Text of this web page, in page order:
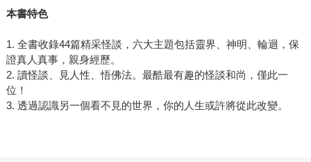
本書特色
1. 全書收錄44篇精采怪談，六大主題包括靈界、神明、輪迴，保
證真人真事，親身經歷。
2. 讀怪談、見人性、悟佛法。最酷最有趣的怪談和尚，僅此一
位！
3. 透過認識另一個看不見的世界，你的人生或許將從此改變。